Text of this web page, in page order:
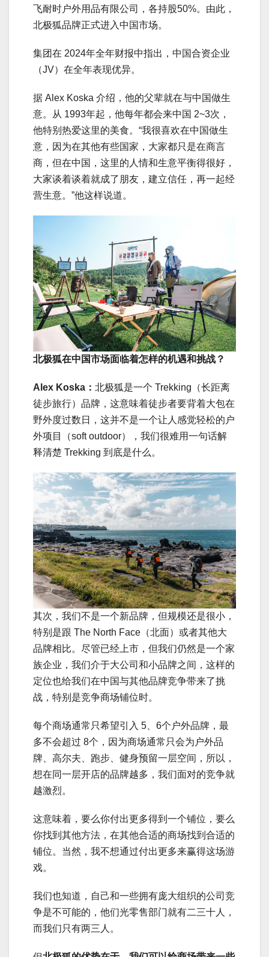
飞耐时户外用品有限公司，各持股50%。由此，
北极狐品牌正式进入中国市场。
集团在 2024年全年财报中指出，中国合资企业
（JV）在全年表现优异。
据 Alex Koska 介绍，他的父辈就在与中国做生
意。从 1993年起，他每年都会来中国 2~3次，
他特别热爱这里的美食。“我很喜欢在中国做生
意，因为在其他有些国家，大家都只是在商言
商，但在中国，这里的人情和生意平衡得很好，
大家谈着谈着就成了朋友，建立信任，再一起经
营生意。”他这样说道。
北极狐在中国市场面临着怎样的机遇和挑战？
Alex Koska： 北极狐是一个 Trekking（长距离
徒步旅行）品牌，这意味着徒步者要背着大包在
野外度过数日，这并不是一个让人感觉轻松的户
外项目（soft outdoor），我们很难用一句话解
释清楚 Trekking 到底是什么。
其次，我们不是一个新品牌，但规模还是很小，
特别是跟 The North Face（北面）或者其他大
品牌相比。尽管已经上市，但我们仍然是一个家
族企业，我们介于大公司和小品牌之间，这样的
定位也给我们在中国与其他品牌竞争带来了挑
战，特别是竞争商场铺位时。
每个商场通常只希望引入 5、6个户外品牌，最
多不会超过 8个，因为商场通常只会为户外品
牌、高尔夫、跑步、健身预留一层空间，所以，
想在同一层开店的品牌越多，我们面对的竞争就
越激烈。
这意味着，要么你付出更多得到一个铺位，要么
你找到其他方法，在其他合适的商场找到合适的
铺位。当然，我不想通过付出更多来赢得这场游
戏。
我们也知道，自己和一些拥有庞大组织的公司竞
争是不可能的，他们光零售部门就有二三十人，
而我们只有两三人。